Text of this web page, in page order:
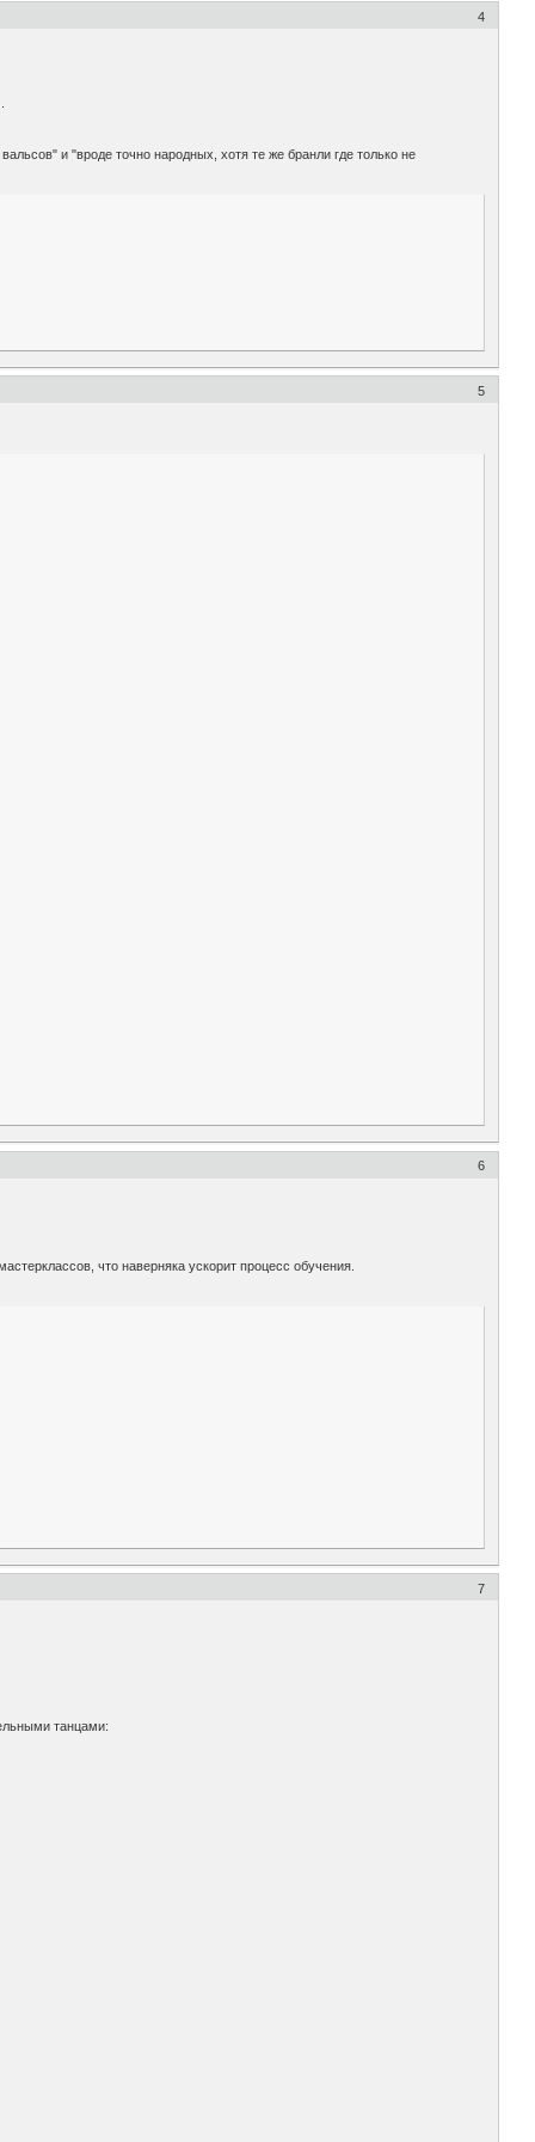
4
и "вроде точно народных, хотя те же бранли где только не
5
6
что наверняка ускорит процесс обучения.
7
танцами: